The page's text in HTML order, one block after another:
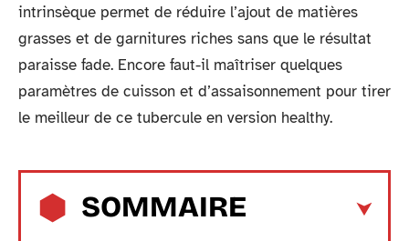
intrinsèque permet de réduire l’ajout de matières
grasses et de garnitures riches sans que le résultat
paraisse fade. Encore faut-il maîtriser quelques
paramètres de cuisson et d’assaisonnement pour tirer
le meilleur de ce tubercule en version healthy.
SOMMAIRE